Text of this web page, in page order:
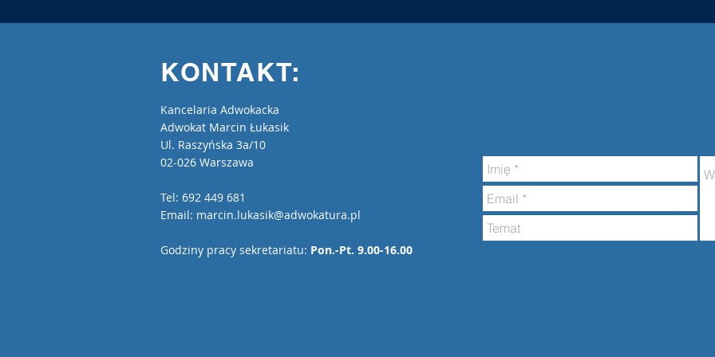
KONTAKT:
Kancelaria Adwokacka
Adwokat Marcin Łukasik
Ul. Raszyńska 3a/10
02-026 Warszawa
Tel: 692 449 681
Email: marcin.lukasik@adwokatura.pl
Godziny pracy sekretariatu: Pon.-Pt. 9.00-16.00